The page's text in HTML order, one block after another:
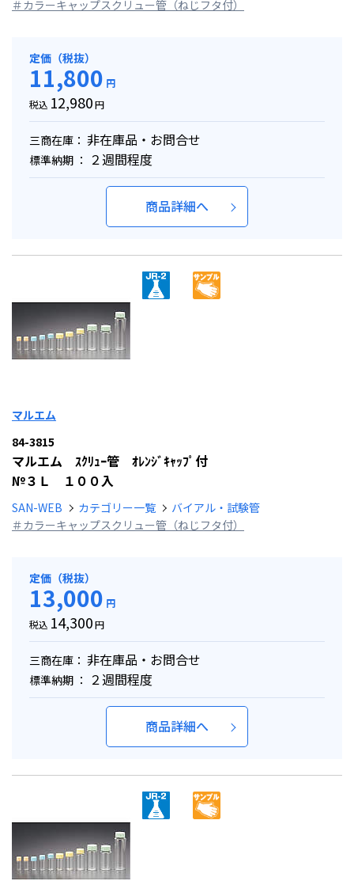
＃カラーキャップスクリュー管（ねじフタ付）
定価（税抜）
11,800 円
税込 12,980円
三商在庫： 非在庫品・お問合せ
標準納期 ： ２週間程度
商品詳細へ
マルエム
84-3815
マルエム ｽｸﾘｭｰ管 ｵﾚﾝｼﾞｷｬｯﾌﾟ付
№３Ｌ １００入
SAN-WEB カテゴリー一覧
バイアル・試験管
＃カラーキャップスクリュー管（ねじフタ付）
定価（税抜）
13,000 円
税込 14,300円
三商在庫： 非在庫品・お問合せ
標準納期 ： ２週間程度
商品詳細へ